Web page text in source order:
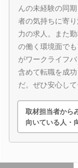
んの未経験の同
者の気持ちに寄
力の求人。また
の働く環境面で
がワークライフ
含めて転職を成
だ。ぜひ安心し
取材担当者から
向いている人・